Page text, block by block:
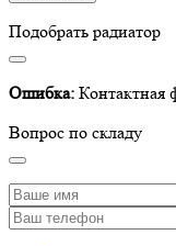
Подобрать радиатор
Ошибка: Контактная
Вопрос по складу